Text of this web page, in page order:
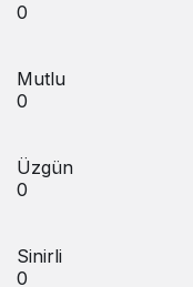
0
Mutlu
0
Üzgün
0
Sinirli
0